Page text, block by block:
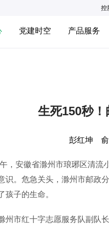
控
党建时空 产品服务
生死150秒
彭红坤 俞
安徽省滁州市琅琊区清流小
识。危急关头，滁州市邮政
孩子的生命。
市红十字志愿服务队副队长